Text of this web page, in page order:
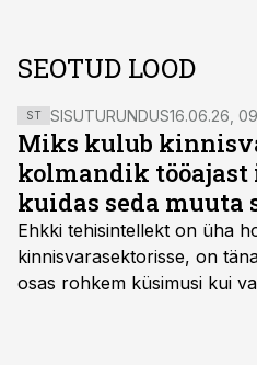
SEOTUD LOOD
ST SISUTURUNDUS16.06.26,
Miks kulub
kolmandik tööajast
kuidas seda muuta
Ehkki tehisintellekt on üha
kinnisvarasektorisse, on
osas rohkem küsimusi kui